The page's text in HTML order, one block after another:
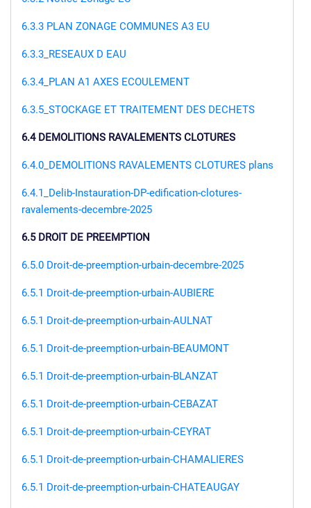
6.3.3 PLAN ZONAGE COMMUNES A3 EU
6.3.3_RESEAUX D EAU
6.3.4_PLAN A1 AXES ECOULEMENT
6.3.5_STOCKAGE ET TRAITEMENT DES DECHETS
6.4 DEMOLITIONS RAVALEMENTS CLOTURES
6.4.0_DEMOLITIONS RAVALEMENTS CLOTURES plans
6.4.1_Delib-Instauration-DP-edification-clotures-
ravalements-decembre-2025
6.5 DROIT DE PREEMPTION
6.5.0 Droit-de-preemption-urbain-decembre-2025
6.5.1 Droit-de-preemption-urbain-AUBIERE
6.5.1 Droit-de-preemption-urbain-AULNAT
6.5.1 Droit-de-preemption-urbain-BEAUMONT
6.5.1 Droit-de-preemption-urbain-BLANZAT
6.5.1 Droit-de-preemption-urbain-CEBAZAT
6.5.1 Droit-de-preemption-urbain-CEYRAT
6.5.1 Droit-de-preemption-urbain-CHAMALIERES
6.5.1 Droit-de-preemption-urbain-CHATEAUGAY